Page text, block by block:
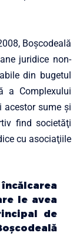
Boşcodeală
juridice non-
din bugetul
a Complexului
acestor sume şi
find societăţi
cu asociaţiile
le avea
de